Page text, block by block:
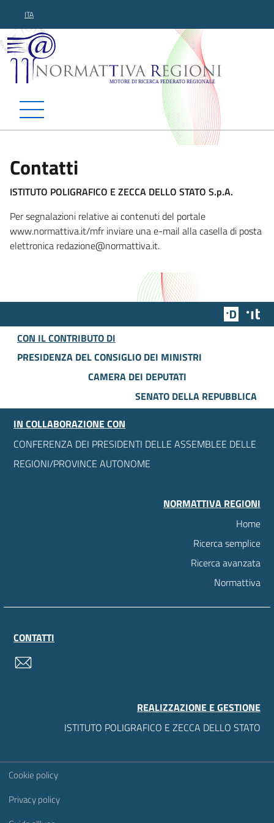
ITA
Normattiva Regioni -
Contatti
ISTITUTO POLIGRAFICO E ZECCA DELLO STATO S.p.A.
Per segnalazioni relative ai contenuti del portale
www.normattiva.it/mfr inviare una e-mail alla casella di posta
elettronica redazione@normattiva.it.
Team
CON IL CONTRIBUTO DI
PRESIDENZA DEL CONSIGLIO DEI MINISTRI
CAMERA DEI DEPUTATI
SENATO DELLA REPUBBLICA
IN COLLABORAZIONE CON
CONFERENZA DEI PRESIDENTI DELLE ASSEMBLEE DELLE
REGIONI/PROVINCE AUTONOME
NORMATTIVA REGIONI
Home
Ricerca semplice
Ricerca avanzata
Normattiva
CONTATTI
REALIZZAZIONE E GESTIONE
ISTITUTO POLIGRAFICO E ZECCA DELLO STATO
Sezione Link Utili
Cookie policy
Privacy policy